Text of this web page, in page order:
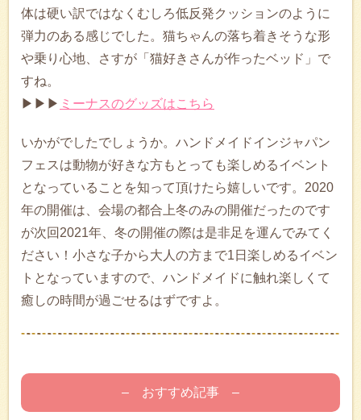
体は硬い訳ではなくむしろ低反発クッションのように
弾力のある感じでした。猫ちゃんの落ち着きそうな形
や乗り心地、さすが「猫好きさんが作ったベッド」で
すね。
▶▶▶ ミーナスのグッズはこちら
いかがでしたでしょうか。ハンドメイドインジャパン
フェスは動物が好きな方もとっても楽しめるイベント
となっていることを知って頂けたら嬉しいです。2020
年の開催は、会場の都合上冬のみの開催だったのです
が次回2021年、冬の開催の際は是非足を運んでみてく
ださい！小さな子から大人の方まで1日楽しめるイベン
トとなっていますので、ハンドメイドに触れ楽しくて
癒しの時間が過ごせるはずですよ。
– おすすめ記事 –